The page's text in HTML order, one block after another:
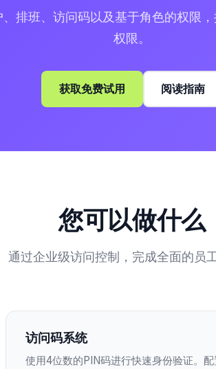
排班、访问码以及基于角色的权限
权限。
获取免费试用 阅读指南
您可以做什么
通过企业级访问控制，完成全面的员工
访问码系统
使用4位数的PIN码进行快速身份验证。